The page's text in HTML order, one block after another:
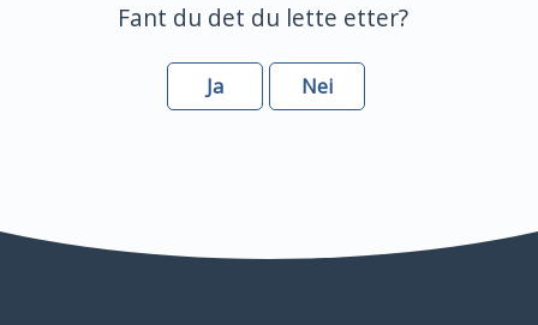
Fant du det du lette etter?
Ja Nei